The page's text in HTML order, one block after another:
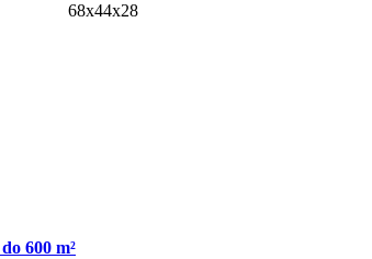
68x44x28
600 m²